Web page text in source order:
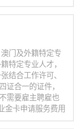
门及外籍特定专
特定专业人才，
结合工作许可、
证合一的证件，
需要雇主聘雇也
金卡申请服务费用